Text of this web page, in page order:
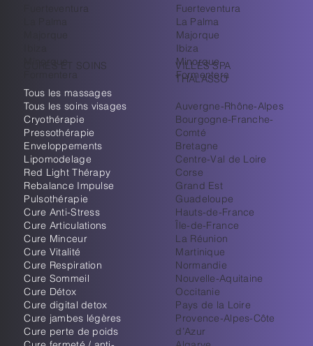
Fuerteventura
Formentera
Fuerteventura
La Palma
Majorque
Ibiza
Minorque
Formentera
CURES ET SOINS
Tous les massages
Tous les soins visages
Cryothérapie
Pressothérapie
Enveloppements
Lipomodelage
Red Light Thérapy
Rebalance Impulse
Pulsothérapie
Cure Anti-Stress
Cure Articulations
Cure Minceur
Cure Vitalité
Cure Respiration
Cure Sommeil
Cure Détox
Cure digital detox
Cure jambes légères
Cure perte de poids
VILLES SPA
THALASSO
Auvergne-Rhône-Alpes
Bourgogne-Franche-
Comté
Bretagne
Centre-Val de Loire
Corse
Grand Est
Guadeloupe
Hauts-de-France
Île-de-France
La Réunion
Martinique
Normandie
Nouvelle-Aquitaine
Occitanie
Pays de la Loire
Provence-Alpes-Côte
d’Azur